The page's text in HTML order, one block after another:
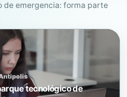
de emergencia: forma parte
tecnológico de